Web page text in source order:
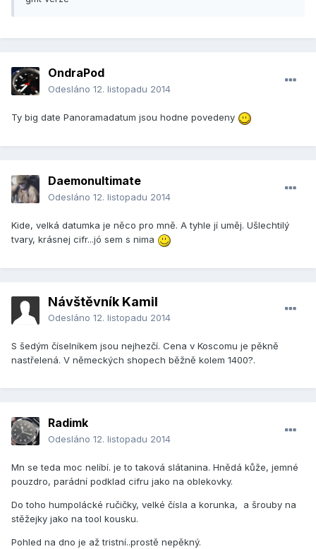
OndraPod
Odesláno 12. listopadu 2014
Ty big date Panoramadatum jsou hodne povedeny
Daemonultimate
Odesláno 12. listopadu 2014
Kide, velká datumka je něco pro mně. A tyhle jí uměj. Ušlechtilý
tvary, krásnej cifr...jó sem s nima
Návštěvník Kamil
Odesláno 12. listopadu 2014
S šedým číselníkem jsou nejhezčí. Cena v Koscomu je pěkně
nastřelená. V německých shopech běžně kolem 1400?.
Radimk
Odesláno 12. listopadu 2014
Mn se teda moc nelíbí. je to taková slátanina. Hnědá kůže, jemné
pouzdro, parádní podklad cifru jako na oblekovky.
Do toho humpolácké ručičky, velké čísla a korunka, a šrouby na
stěžejky jako na tool kousku.
Pohled na dno je až tristní..prostě nepěkný.